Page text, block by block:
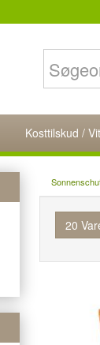
Kosttilskud /
20